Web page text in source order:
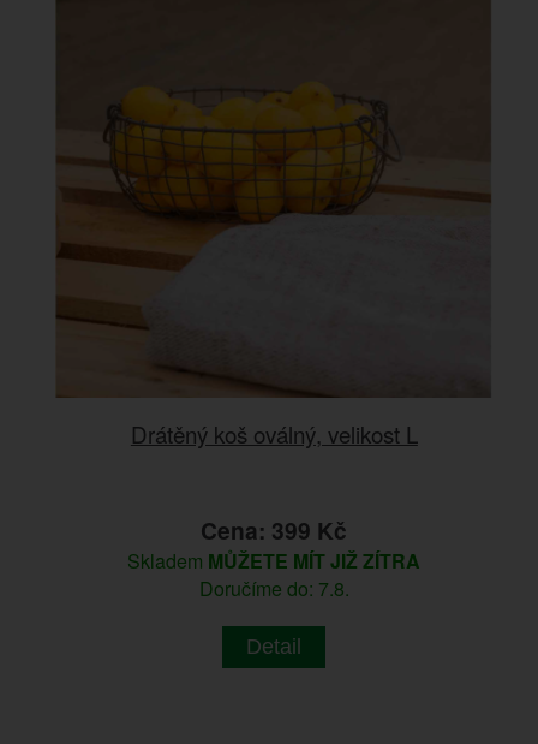
Drátěný koš oválný, velikost L
Cena: 399 Kč
Skladem MŮŽETE MÍT JIŽ ZÍTRA
Doručíme do: 7.8.
Detail